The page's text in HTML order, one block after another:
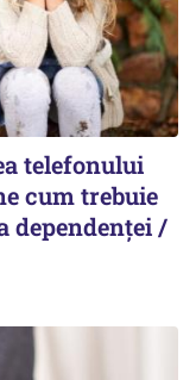
telefonului
cum trebuie
dependenței /